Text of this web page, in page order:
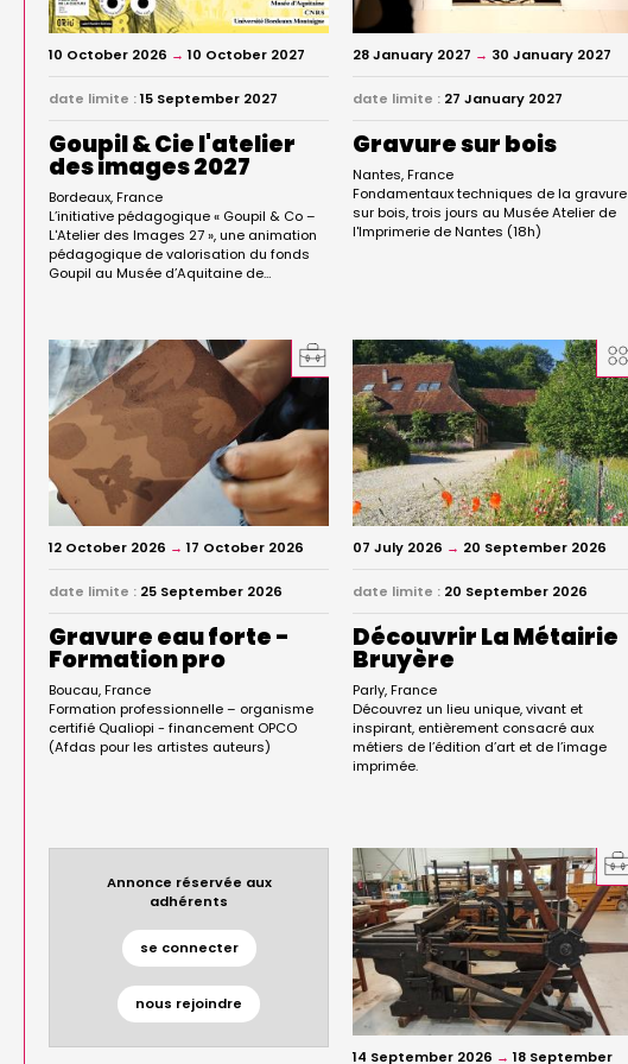
10 October 2026 → 10 October 2027
date limite :15 September 2027
Goupil & Cie l'atelier
des images 2027
Bordeaux France
L’initiative pédagogique « Goupil & Co –
L'Atelier des Images 27 », une animation
pédagogique de valorisation du fonds
Goupil au Musée d’Aquitaine de…
28 January 2027 → 30 January 2027
date limite : 27 January 2027
Gravure sur bois
Nantes France
Fondamentaux techniques de la gravure
sur bois, trois jours au Musée Atelier de
l'Imprimerie de Nantes (18h)
12 October 2026 → 17 October 2026
date limite : 25 September 2026
Gravure eau forte -
Formation pro
Boucau France
Formation professionnelle – organisme
certifié Qualiopi - financement OPCO
(Afdas pour les artistes auteurs)
07 July 2026 → 20 September 2026
date limite : 20 September 2026
Découvrir La Métairie
Bruyère
Parly France
Découvrez un lieu unique, vivant et
inspirant, entièrement consacré aux
métiers de l’édition d’art et de l’image
imprimée.
Annonce réservée aux
adhérents
se connecter
nous rejoindre
14 September 2026 →18 September